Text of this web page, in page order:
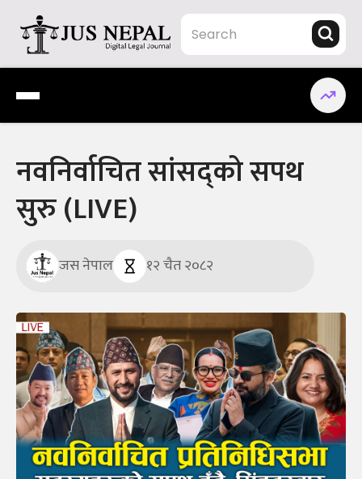
content
Jus Nepal | www.jusnepal.com
Digital Legal Journal
नवनिर्वाचित सांसद्को सपथ
सुरु (LIVE)
जस नेपाल १२ चैत २०८२